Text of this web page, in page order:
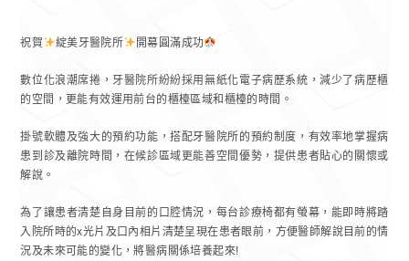
祝賀 綻美牙醫院所 開幕圓滿成功
數位化浪潮席捲，牙醫院所紛紛採用無紙化電子病歷系統，減少了病歷櫃
的空間，更能有效運用前台的櫃檯區域和櫃檯的時間。
掛號軟體及強大的預約功能，搭配牙醫院所的預約制度，有效率地掌握病
患到診及離院時間，在候診區域更能善空間優勢，提供患者貼心的關懷或
解說。
為了讓患者清楚自身目前的口腔情況，每台診療椅都有螢幕，能即時將踏
入院所時的x光片及口內相片清楚呈現在患者眼前，方便醫師解說目前的情
況及未來可能的變化，將醫病關係培養起來!